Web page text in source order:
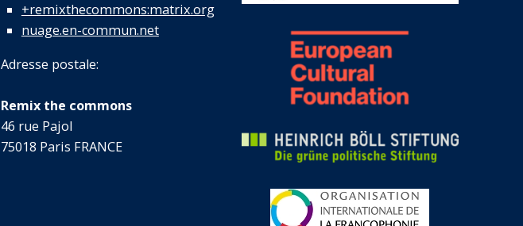
+remixthecommons:matrix.org
nuage.en-commun.net
Adresse postale:
Remix the commons
46 rue Pajol
75018 Paris FRANCE